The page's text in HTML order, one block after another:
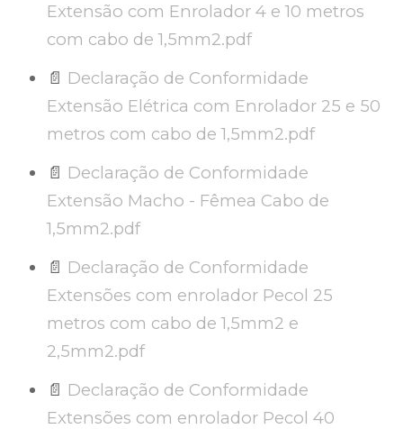
Extensão com Enrolador 4 e 10 metros
com cabo de 1,5mm2.pdf
📄 Declaração de Conformidade
Extensão Elétrica com Enrolador 25 e 50
metros com cabo de 1,5mm2.pdf
📄 Declaração de Conformidade
Extensão Macho - Fêmea Cabo de
1,5mm2.pdf
📄 Declaração de Conformidade
Extensões com enrolador Pecol 25
metros com cabo de 1,5mm2 e
2,5mm2.pdf
📄 Declaração de Conformidade
Extensões com enrolador Pecol 40